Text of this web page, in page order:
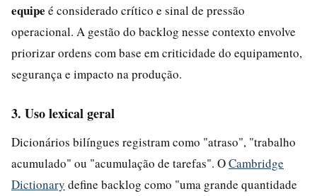
equipe é considerado crítico e sinal de pressão
operacional. A gestão do backlog nesse contexto envolve
priorizar ordens com base em criticidade do equipamento,
segurança e impacto na produção.
3. Uso lexical geral
Dicionários bilíngues registram como "atraso", "trabalho
acumulado" ou "acumulação de tarefas". OCambridge
Dictionary define backlog como "uma grande quantidade